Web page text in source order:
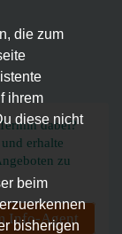
die zum
ihrem
diese nicht
beim
bisherigen
dabei?
erhalte
zu
Info-Agent